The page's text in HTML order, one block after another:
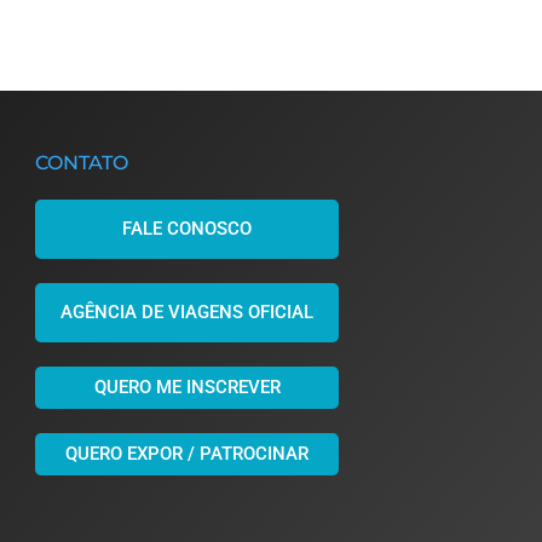
CONTATO
FALE CONOSCO
AGÊNCIA DE VIAGENS OFICIAL
QUERO ME INSCREVER
QUERO EXPOR / PATROCINAR